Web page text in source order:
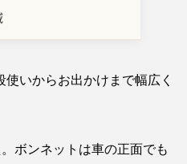
いからお出かけまで幅広く
ボンネットは車の正面でも